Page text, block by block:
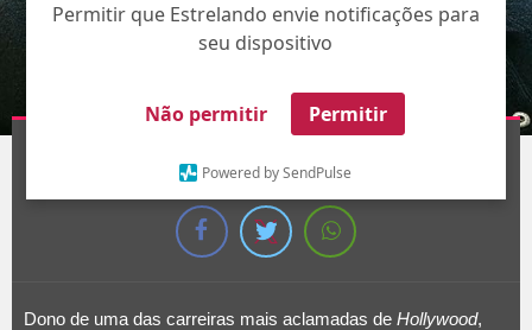
Permitir que Estrelando envie notificações para
seu dispositivo
Não permitir Permitir
Powered by SendPulse
Divulgação
1/7
Dono de uma das carreiras mais aclamadas de Hollywood,